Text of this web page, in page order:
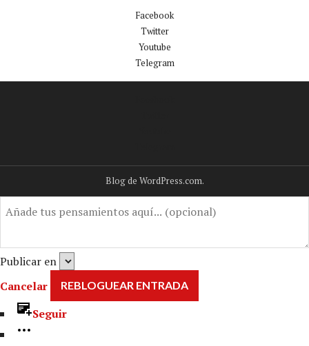
Facebook
Twitter
Youtube
Telegram
Blog de WordPress.com.
Publicar en
Cancelar
Seguir